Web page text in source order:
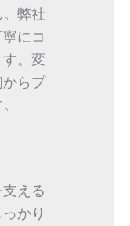
弊社
にコ
。変
らプ
える
かり